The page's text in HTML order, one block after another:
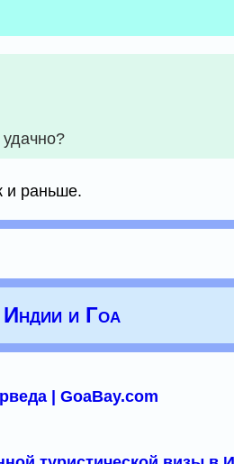
и раньше.
и Гоа
| GoaBay.com